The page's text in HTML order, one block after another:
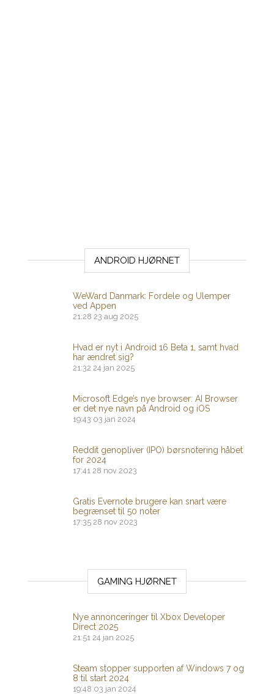
ANDROID HJØRNET
WeWard Danmark: Fordele og Ulemper
ved Appen
21:28 23 aug 2025
Hvad er nyt i Android 16 Beta 1, samt hvad
har ændret sig?
21:32 24 jan 2025
Microsoft Edge’s nye browser: AI Browser
er det nye navn på Android og iOS
19:43 03 jan 2024
Reddit genopliver (IPO) børsnotering håbet
for 2024
17:41 28 nov 2023
Gratis Evernote brugere kan snart være
begrænset til 50 noter
17:35 28 nov 2023
GAMING HJØRNET
Nye annonceringer til Xbox Developer
Direct 2025
21:51 24 jan 2025
Steam stopper supporten af ​​Windows 7 og
8 til start 2024
19:48 03 jan 2024